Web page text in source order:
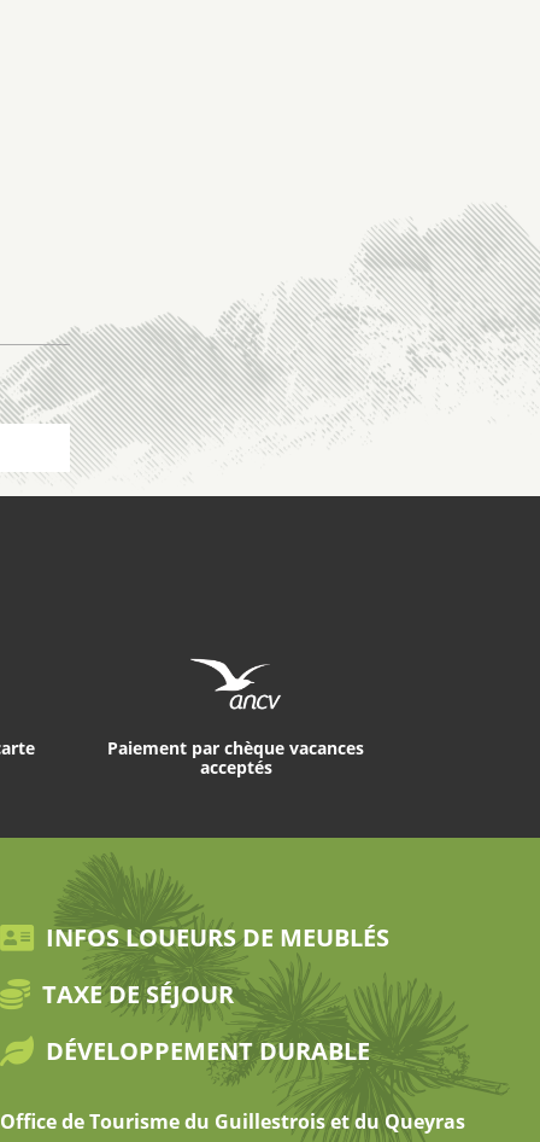
Paiement par chèque vacances
acceptés
INFOS LOUEURS DE MEUBLÉS
TAXE DE SÉJOUR
DÉVELOPPEMENT DURABLE
Office de Tourisme du Guillestrois et du Queyras